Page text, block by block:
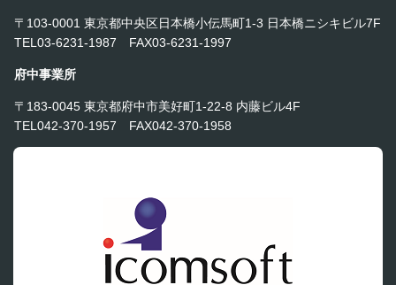
〒103-0001 東京都中央区日本橋小伝馬町1-3 日本橋ニシキビル7F
TEL03-6231-1987 FAX03-6231-1997
府中事業所
〒183-0045 東京都府中市美好町1-22-8 内藤ビル4F
TEL042-370-1957 FAX042-370-1958